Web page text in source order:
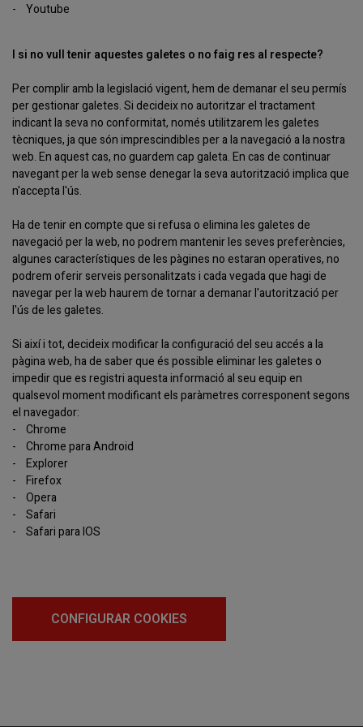
- Youtube
I si no vull tenir aquestes galetes o no faig res al respecte?
Per complir amb la legislació vigent, hem de demanar el seu permís
per gestionar galetes. Si decideix no autoritzar el tractament
indicant la seva no conformitat, només utilitzarem les galetes
tècniques, ja que són imprescindibles per a la navegació a la nostra
web. En aquest cas, no guardem cap galeta. En cas de continuar
navegant per la web sense denegar la seva autorització implica que
n'accepta l'ús.
Ha de tenir en compte que si refusa o elimina les galetes de
navegació per la web, no podrem mantenir les seves preferències,
algunes característiques de les pàgines no estaran operatives, no
podrem oferir serveis personalitzats i cada vegada que hagi de
navegar per la web haurem de tornar a demanar l'autorització per
l'ús de les galetes.
Si així i tot, decideix modificar la configuració del seu accés a la
pàgina web, ha de saber que és possible eliminar les galetes o
impedir que es registri aquesta informació al seu equip en
qualsevol moment modificant els paràmetres corresponent segons
el navegador:
- Chrome
- Chrome para Android
- Explorer
- Firefox
- Opera
- Safari
- Safari para IOS
CONFIGURAR COOKIES